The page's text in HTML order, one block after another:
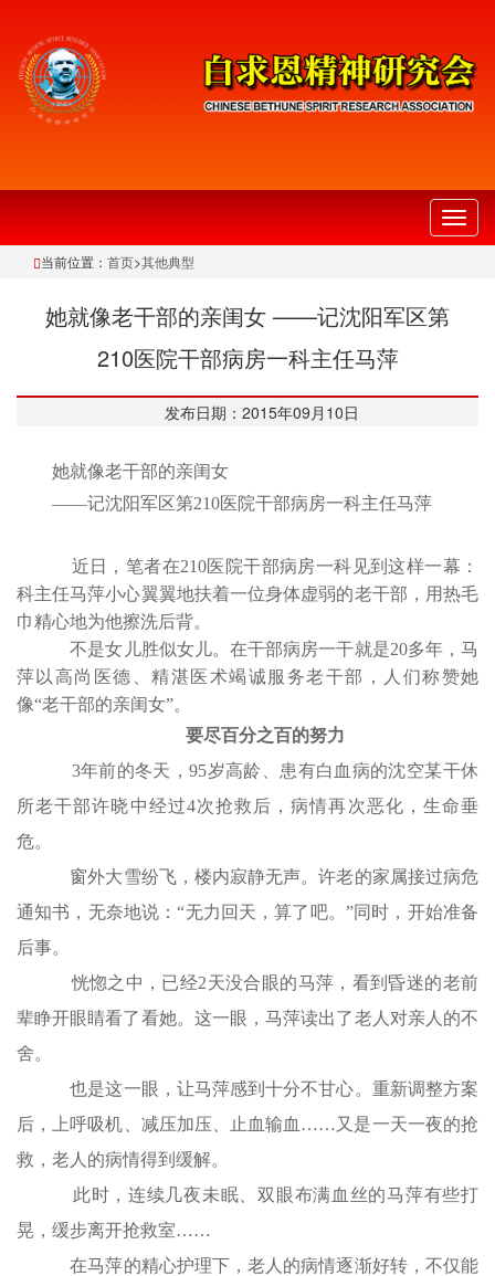
切
换
当前位置： 首页>其他典型
她就像老干部的亲闺女 ——记沈阳军区第
210医院干部病房一科主任马萍
发布日期：2015年09月10日
她就像老干部的亲闺女
——记沈阳军区第210医院干部病房一科主任马萍
近日，笔者在210医院干部病房一科见到这样一幕：
科主任马萍小心翼翼地扶着一位身体虚弱的老干部，用热毛
巾精心地为他擦洗后背。
不是女儿胜似女儿。在干部病房一干就是20多年，马
萍以高尚医德、精湛医术竭诚服务老干部，人们称赞她
像“老干部的亲闺女”。
要尽百分之百的努力
3年前的冬天，95岁高龄、患有白血病的沈空某干休
所老干部许晓中经过4次抢救后，病情再次恶化，生命垂
危。
窗外大雪纷飞，楼内寂静无声。许老的家属接过病危
通知书，无奈地说：“无力回天，算了吧。”同时，开始准备
后事。
恍惚之中，已经2天没合眼的马萍，看到昏迷的老前
辈睁开眼睛看了看她。这一眼，马萍读出了老人对亲人的不
舍。
也是这一眼，让马萍感到十分不甘心。重新调整方案
后，上呼吸机、减压加压、止血输血……又是一天一夜的抢
救，老人的病情得到缓解。
此时，连续几夜未眠、双眼布满血丝的马萍有些打
晃，缓步离开抢救室……
在马萍的精心护理下，老人的病情逐渐好转，不仅能